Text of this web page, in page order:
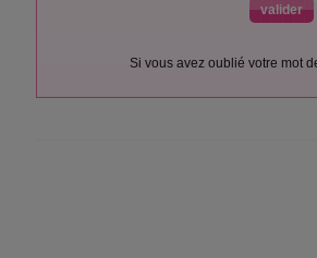
Si vous avez oublié votre mot